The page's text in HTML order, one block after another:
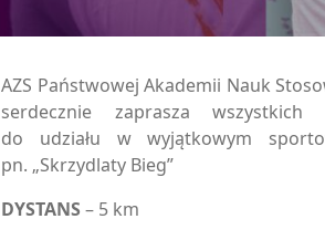
AZS Państwowej Akademii Nauk
serdecznie zaprasza wszystkich
do udziału w wyjątkowym
pn. „Skrzydlaty Bieg”
DYSTANS – 5 km